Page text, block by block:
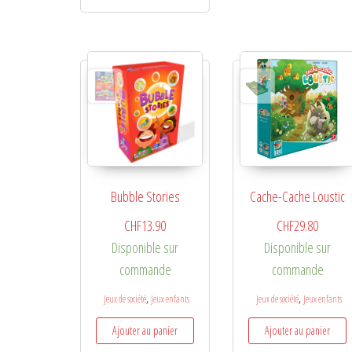
Bubble Stories
CHF13.90
Disponible sur
commande
Jeux de société, Jeux enfants
Ajouter au panier
Cache-Cache Loustic
CHF29.80
Disponible sur
commande
Jeux de société, Jeux enfants
Ajouter au panier